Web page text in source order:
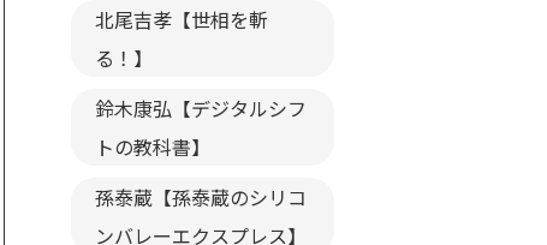
北尾吉孝【世相を斬
る！】
鈴木康弘【デジタルシフ
トの教科書】
孫泰蔵【孫泰蔵のシリコ
ンバレーエクスプレス】